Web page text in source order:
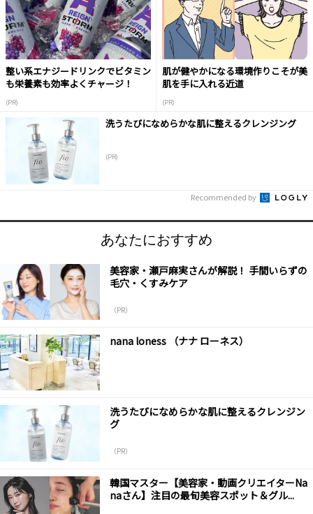
整い系エナジードリンクでビタミン
も栄養素も効率よくチャージ！
(PR)
肌が健やかになる環境作りこそが美
肌を手に入れる近道
(PR)
洗うたびになめらかな肌に整えるクレンジング
(PR)
Recommended by
あなたにおすすめ
美容家・瀬戸麻実さんが解説！ 手間いらずの
毛穴・くすみケア
（PR）
nana loness （ナナ ローネス）
洗うたびになめらかな肌に整えるクレンジン
グ
（PR）
韓国マスター【美容家・動画クリエイターNa
naさん】注目の最旬美容スポット＆グル...